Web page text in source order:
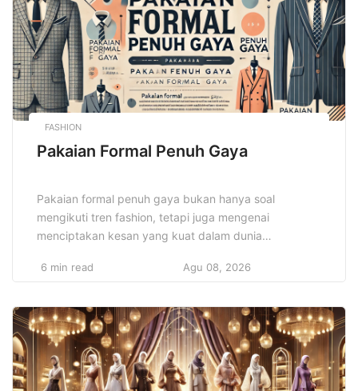
FASHION
Pakaian Formal Penuh Gaya
Pakaian formal penuh gaya bukan hanya soal
mengikuti tren fashion, tetapi juga mengenai
menciptakan kesan yang kuat dalam dunia
tepat, Anda tidak hanya akan tampil percaya diri,
etika berpakaian di lingkungan kerja atau acara resmi.
Dengan mengikuti tren terkini dan memadupadankan
pakaian Anda […]
6 min read Agu 08, 2026